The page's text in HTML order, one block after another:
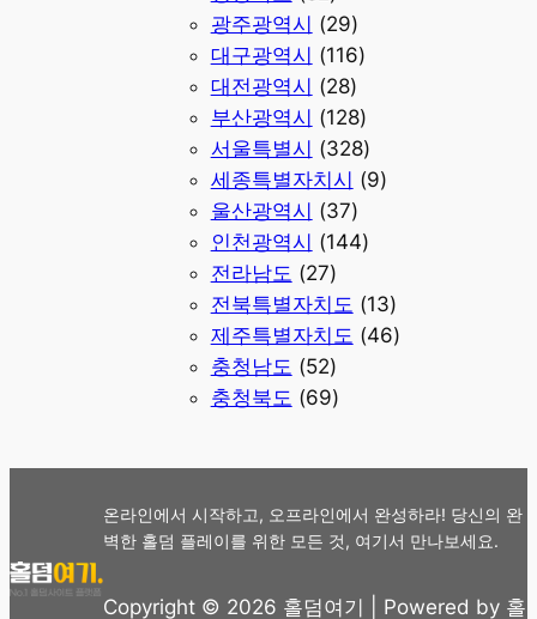
광주광역시 (29)
대구광역시 (116)
대전광역시 (28)
부산광역시 (128)
서울특별시 (328)
세종특별자치시 (9)
울산광역시 (37)
인천광역시 (144)
전라남도 (27)
전북특별자치도 (13)
제주특별자치도 (46)
충청남도 (52)
충청북도 (69)
온라인에서 시작하고, 오프라인에서 완성하라! 당신의 완
벽한 홀덤 플레이를 위한 모든 것, 여기서 만나보세요.
Copyright © 2026 홀덤여기 | Powered by 홀